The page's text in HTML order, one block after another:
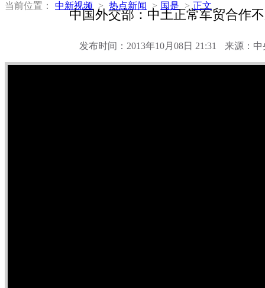
当前位置： 中新视频 > 热点新闻 > 国是 > 正文
中国外交部：中土正常军贸合作
发布时间：2013年10月08日 21:31 来源：中